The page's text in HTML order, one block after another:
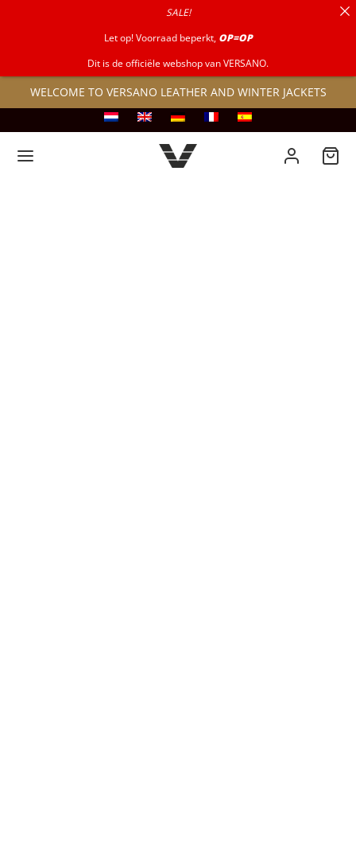
WELCOME TO VERSANO LEATHER AND WINTER JACKETS
SALE!
Let op! Voorraad beperkt, OP=OP
Dit is de officiële webshop van VERSANO.